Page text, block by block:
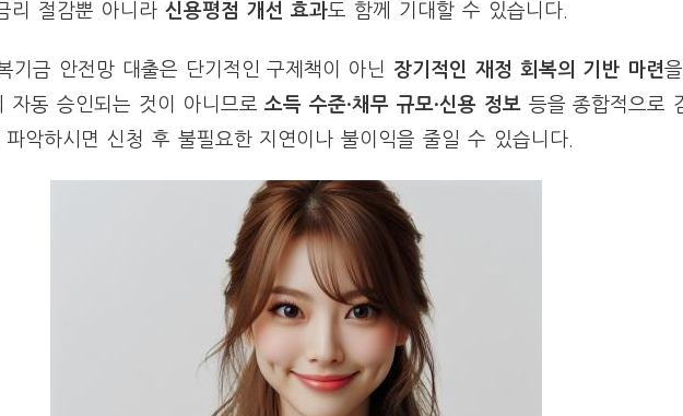
리 절감뿐 아니라 신용평점 개선 효과도 함께 기대할 수 있습니다.
기금 안전망 대출은 단기적인 구제책이 아닌 장기적인 재정 회복의 기반 마련
자동 승인되는 것이 아니므로소득 수준·채무 규모·신용 정보등을 종합적으로
악하시면 신청 후 불필요한 지연이나 불이익을 줄일 수 있습니다.